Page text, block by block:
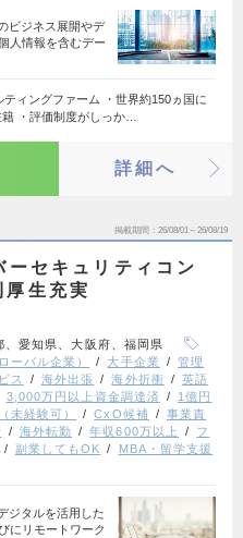
ビジネス展開やデ
人情報を含むデー
ティングファーム ・世界約150ヵ国に
・評価制度がしっか…
詳細へ
掲載期間 26/08/01～26/08/19
セキュリティコン
生充実
、愛知県、大阪府、福岡県
ーバル企業） 大手企業
管理
ス 海外出張 海外折衝
英語
3,000万円以上資金調達済
1億円
未経験可） CxO候補
事業責
海外転勤 年収600万以上
フ
副業してもOK
MBA・留学支援
タルを活用した
にリモートワーク